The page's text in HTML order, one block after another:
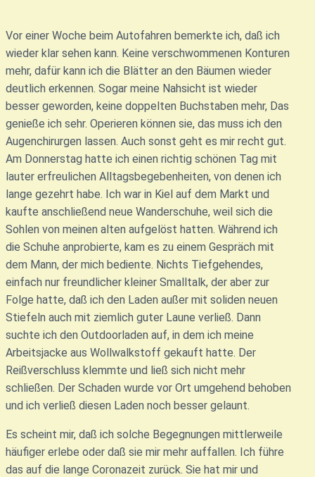
Vor einer Woche beim Autofahren bemerkte ich, daß ich
wieder klar sehen kann. Keine verschwommenen Konturen
mehr, dafür kann ich die Blätter an den Bäumen wieder
deutlich erkennen. Sogar meine Nahsicht ist wieder
besser geworden, keine doppelten Buchstaben mehr, Das
genieße ich sehr. Operieren können sie, das muss ich den
Augenchirurgen lassen. Auch sonst geht es mir recht gut.
Am Donnerstag hatte ich einen richtig schönen Tag mit
lauter erfreulichen Alltagsbegebenheiten, von denen ich
lange gezehrt habe. Ich war in Kiel auf dem Markt und
kaufte anschließend neue Wanderschuhe, weil sich die
Sohlen von meinen alten aufgelöst hatten. Während ich
die Schuhe anprobierte, kam es zu einem Gespräch mit
dem Mann, der mich bediente. Nichts Tiefgehendes,
einfach nur freundlicher kleiner Smalltalk, der aber zur
Folge hatte, daß ich den Laden außer mit soliden neuen
Stiefeln auch mit ziemlich guter Laune verließ. Dann
suchte ich den Outdoorladen auf, in dem ich meine
Arbeitsjacke aus Wollwalkstoff gekauft hatte. Der
Reißverschluss klemmte und ließ sich nicht mehr
schließen. Der Schaden wurde vor Ort umgehend behoben
und ich verließ diesen Laden noch besser gelaunt.
Es scheint mir, daß ich solche Begegnungen mittlerweile
häufiger erlebe oder daß sie mir mehr auffallen. Ich führe
das auf die lange Coronazeit zurück. Sie hat mir und